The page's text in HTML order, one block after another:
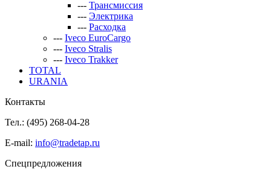
--- Трансмиссия
--- Электрика
--- Расходка
--- Iveco EuroCargo
--- Iveco Stralis
--- Iveco Trakker
TOTAL
URANIA
Контакты
Тел.: (495) 268-04-28
E-mail: info@tradetap.ru
Спецпредложения